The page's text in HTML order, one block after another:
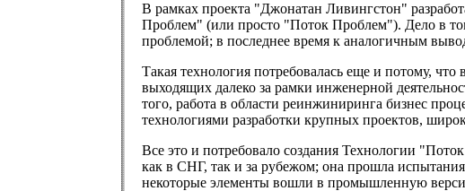
В рамках проекта "Джонатан Ливингстон"
Проблем" (или просто "Поток Проблем"). Дело в
проблемой; в последнее время к аналогичным
Такая технология потребовалась еще и потому,
выходящих далеко за рамки инженерной
того, работа в области реинжиниринга бизнес
технологиями разработки крупных проектов,
Все это и потребовало создания Технологии
как в СНГ, так и за рубежом; она прошла
некоторые элементы вошли в промышленную